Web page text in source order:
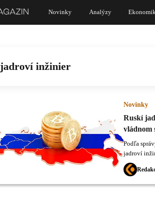
Novinky Analýzy
jadroví inžinier
Novinky
Ruskí
vládnom
Podľa
jadroví